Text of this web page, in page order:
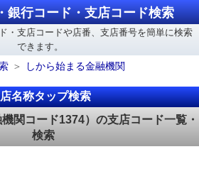
銀行コード・支店コード検索
・支店コードや店番、支店番号を簡単に検索
できます。
しから始まる金融機関
名称タップ検索
関コード1374）の支店コード一覧・
検索